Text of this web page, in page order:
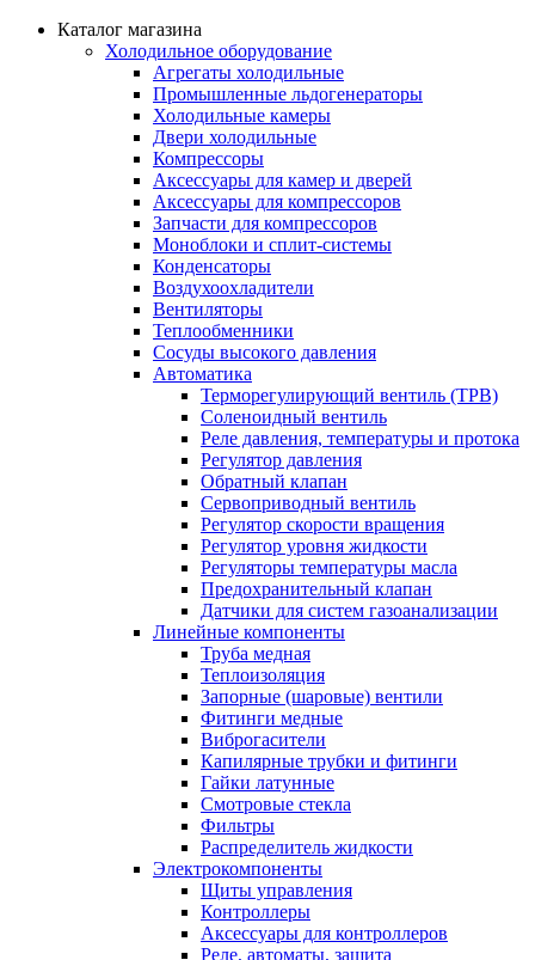
Каталог магазина
Холодильное оборудование
Агрегаты холодильные
Промышленные льдогенераторы
Холодильные камеры
Двери холодильные
Компрессоры
Аксессуары для камер и дверей
Аксессуары для компрессоров
Запчасти для компрессоров
Моноблоки и сплит-системы
Конденсаторы
Воздухоохладители
Вентиляторы
Теплообменники
Сосуды высокого давления
Автоматика
Терморегулирующий вентиль (ТРВ)
Соленоидный вентиль
Реле давления, температуры и протока
Регулятор давления
Обратный клапан
Сервоприводный вентиль
Регулятор скорости вращения
Регулятор уровня жидкости
Регуляторы температуры масла
Предохранительный клапан
Датчики для систем газоанализации
Линейные компоненты
Труба медная
Теплоизоляция
Запорные (шаровые) вентили
Фитинги медные
Виброгасители
Капилярные трубки и фитинги
Гайки латунные
Смотровые стекла
Фильтры
Распределитель жидкости
Электрокомпоненты
Щиты управления
Контроллеры
Аксессуары для контроллеров
Реле, автоматы, защита